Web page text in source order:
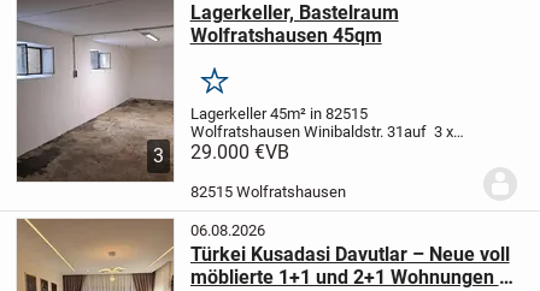
3
Lagerkeller, Bastelraum
Wolfratshausen 45qm
Merken
Lagerkeller 45m² in 82515
Wolfratshausen Winibaldstr. 31auf 3 x
15m bietet sich viel Stellwand für
Zähler Der Raum hat 2 Fenster, Zufahrt
29.000 €VB
82515 Wolfratshausen
06.08.2026
Türkei Kusadasi Davutlar – Neue voll
möblierte 1+1 und 2+1 Wohnungen zu